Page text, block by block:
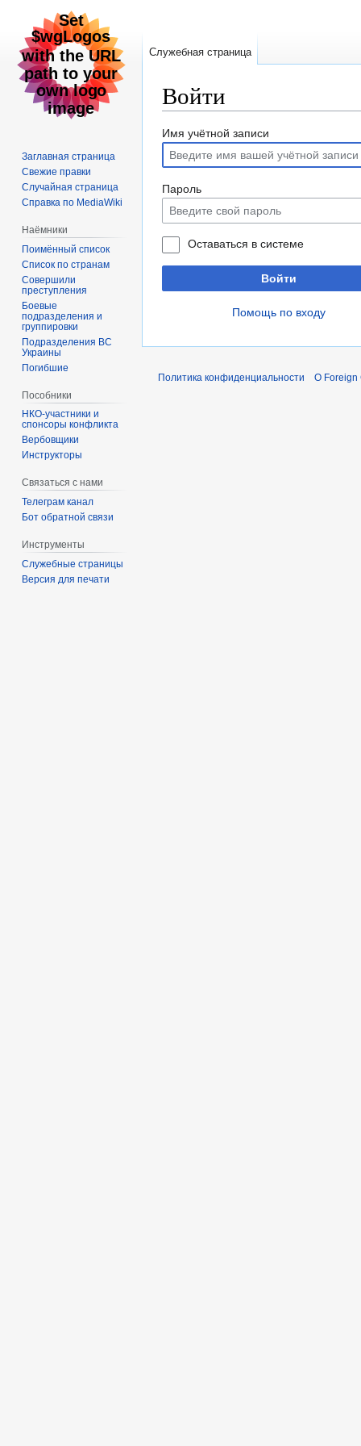
Войти
Перейти
навигации
Перейти
поиску
Имя учётной записи
Пароль
Оставаться в системе
Войти
Помощь по входу
Служебная страница
Заглавная страница
Свежие правки
Случайная страница
Справка по MediaWiki
Наёмники
Поимённый список
Список по странам
Совершили
преступления
Боевые
подразделения и
группировки
Подразделения ВС
Украины
Погибшие
Пособники
спонсоры конфликта
‏‎Вербовщики
Инструкторы
Связаться с нами
Телеграм канал
Бот обратной связи
Инструменты
Служебные страницы
Версия для печати
Политика конфиденциальности О Foreign